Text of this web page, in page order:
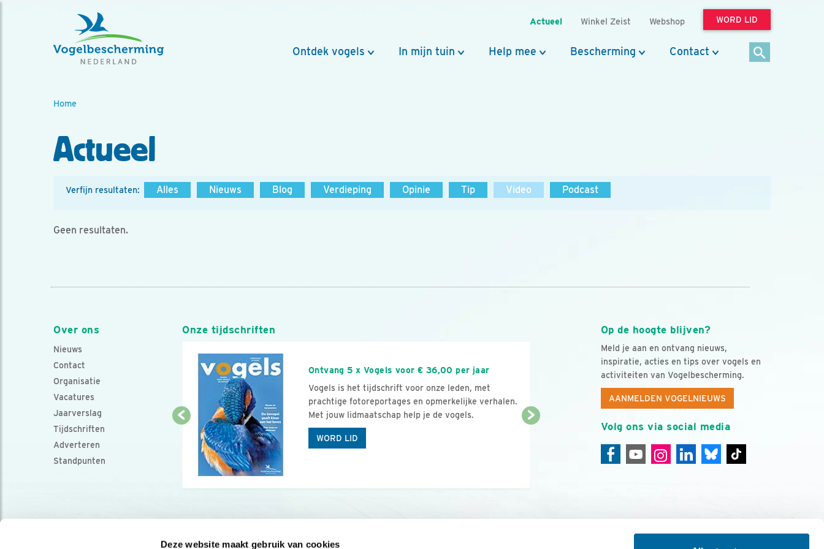
Deze website maakt gebruik van cookies
Actueel Winkel Zeist Webshop WORD LID
Ontdek vogels In mijn tuin Help mee Bescherming Contact
Home
Actueel
Verfijn resultaten: Alles Nieuws Blog Verdieping Opinie Tip Video Podcast
Geen resultaten.
Over ons
Nieuws
Contact
Organisatie
Vacatures
Jaarverslag
Tijdschriften
Adverteren
Standpunten
Op de hoogte blijven?
Meld je aan en ontvang nieuws,
inspiratie, acties en tips over vogels en
activiteiten van Vogelbescherming.
AANMELDEN VOGELNIEUWS
Volg ons via social media
Onze tijdschriften
Ontvang 5 x Vogels voor € 36,00 per jaar
Vogels is het tijdschrift voor onze leden, met
prachtige fotoreportages en opmerkelijke verhalen.
Met jouw lidmaatschap help je de vogels.
WORD LID